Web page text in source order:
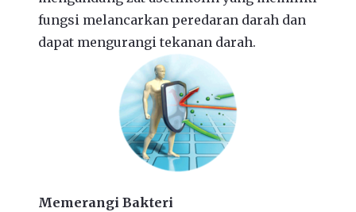
fungsi melancarkan peredaran darah dan
dapat mengurangi tekanan darah.
Memerangi Bakteri